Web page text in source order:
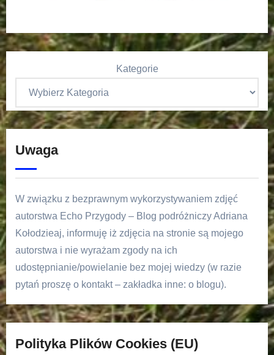
Kategorie
Uwaga
W związku z bezprawnym wykorzystywaniem zdjęć
autorstwa Echo Przygody – Blog podróżniczy Adriana
Kołodzieaj, informuję iż zdjęcia na stronie są mojego
autorstwa i nie wyrażam zgody na ich
udostępnianie/powielanie bez mojej wiedzy (w razie
pytań proszę o kontakt – zakładka inne: o blogu).
Polityka Plików Cookies (EU)